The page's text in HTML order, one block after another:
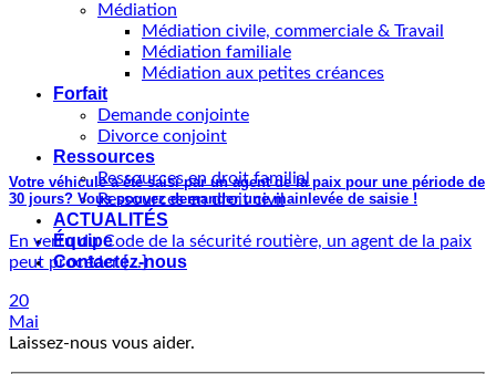
Médiation
Médiation civile, commerciale & Travail
Médiation familiale
Médiation aux petites créances
Forfait
Demande conjointe
Divorce conjoint
Ressources
Ressources en droit familial
Ressources en droit civil
ACTUALITÉS
Équipe
Contactez-nous
Votre véhicule a été saisi par un agent de la paix pour une période de
30 jours? Vous pouvez demander une mainlevée de saisie !
En vertu du Code de la sécurité routière, un agent de la paix
peut procéder [...]
20
Mai
Laissez-nous vous aider.